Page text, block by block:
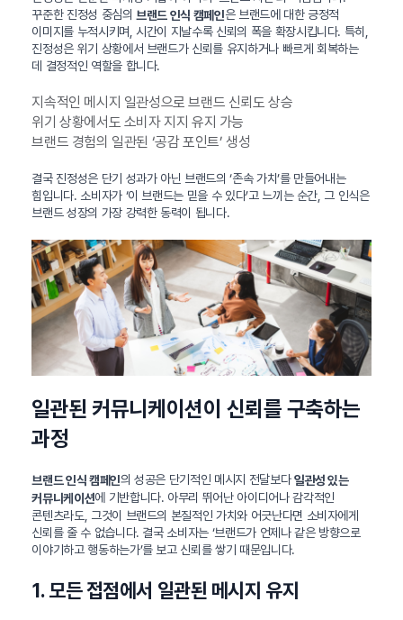
꾸준한 진정성 중심의 브랜드 인식 캠페인은 브랜드에 대한 긍정적
이미지를 누적시키며, 시간이 지날수록 신뢰의 폭을 확장시킵니다. 특히,
진정성은 위기 상황에서 브랜드가 신뢰를 유지하거나 빠르게 회복하는
데 결정적인 역할을 합니다.
지속적인 메시지 일관성으로 브랜드 신뢰도 상승
위기 상황에서도 소비자 지지 유지 가능
브랜드 경험의 일관된 ‘공감 포인트’ 생성
결국 진정성은 단기 성과가 아닌 브랜드의 ‘존속 가치’를 만들어내는
힘입니다. 소비자가 ‘이 브랜드는 믿을 수 있다’고 느끼는 순간, 그 인식은
브랜드 성장의 가장 강력한 동력이 됩니다.
일관된 커뮤니케이션이 신뢰를 구축하는
과정
브랜드 인식 캠페인의 성공은 단기적인 메시지 전달보다일관성 있는
커뮤니케이션에 기반합니다. 아무리 뛰어난 아이디어나 감각적인
콘텐츠라도, 그것이 브랜드의 본질적인 가치와 어긋난다면 소비자에게
신뢰를 줄 수 없습니다. 결국 소비자는 ‘브랜드가 언제나 같은 방향으로
이야기하고 행동하는가’를 보고 신뢰를 쌓기 때문입니다.
1. 모든 접점에서 일관된 메시지 유지